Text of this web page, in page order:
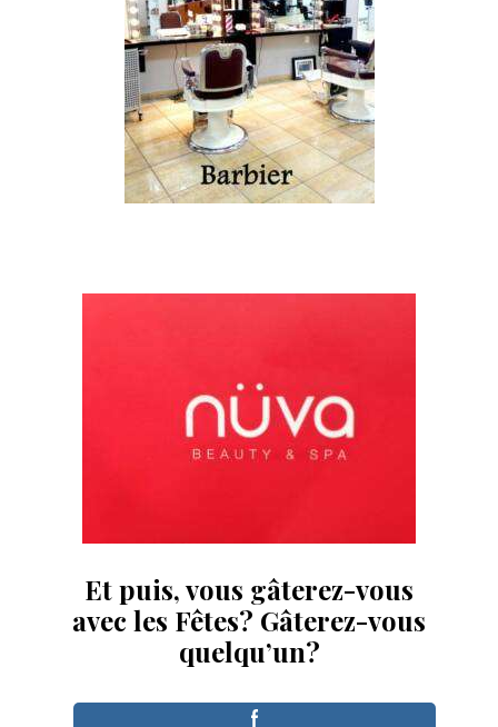
Et puis, vous gâterez-vous
avec les Fêtes? Gâterez-vous
quelqu’un?